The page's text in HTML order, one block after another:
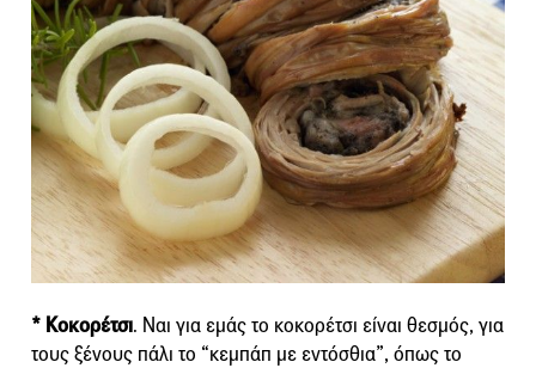
* Κοκορέτσι. Ναι για εμάς το κοκορέτσι είναι θεσμός, για
τους ξένους πάλι το “κεμπάπ με εντόσθια”, όπως το